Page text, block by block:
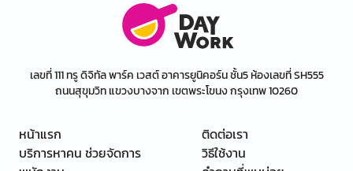
เลขที่ 111 ทรู ดิจิทัล พาร์ค เวสต์ อาคารยูนิคอร์น ชั้น5 ห้องเลขที่ SH555
ถนนสุขุมวิท แขวงบางจาก เขตพระโขนง กรุงเทพ 10260
หน้าแรก
บริการหาคน ช่วยจัดการ
ติดต่อเรา
วิธีใช้งาน